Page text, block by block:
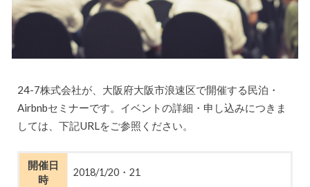
24-7株式会社が、大阪府大阪市浪速区で開催する民泊・
Airbnbセミナーです。イベントの詳細・申し込みにつきま
しては、下記URLをご参照ください。
開催日
時
2018/1/20・21